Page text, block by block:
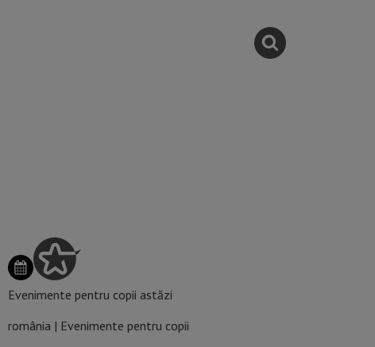
Evenimente pentru copii astăzi
românia | Evenimente pentru copii